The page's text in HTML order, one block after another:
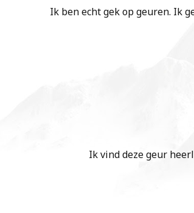
Ik ben echt gek op geuren. Ik
Ik vind deze geur